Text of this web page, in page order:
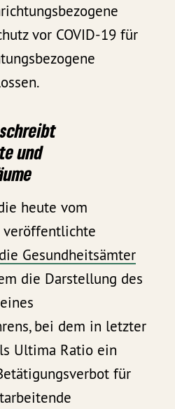
vor COVID-19 für
und
heute vom
Gesundheitsämter
die Darstellung des
bei dem in letzter
Ultima Ratio ein
für